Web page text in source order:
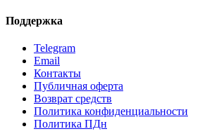
Поддержка
Telegram
Email
Контакты
Публичная оферта
Возврат средств
Политика конфиденциальности
Политика ПДн